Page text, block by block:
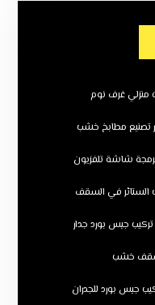
منزلي غرف نوم
تصنيع مطابخ خشب
شاشة تلفزيون
الستائر في السقف
تركيب جبس بورد جدار
سقف خشب
جبس بورد للجدران